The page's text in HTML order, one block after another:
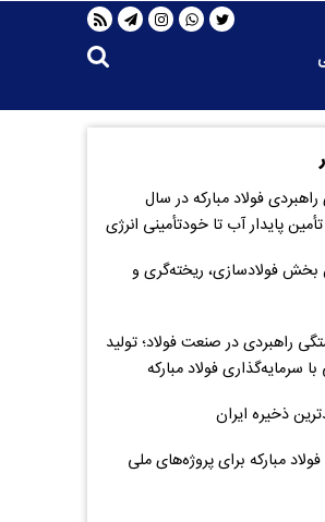
راهبردی فولاد مبارکه در سال
بخش فولادسازی، ریخته‌گری و
راهبردی در صنعت فولاد؛ تولید
با سرمایه‌گذاری فولاد مبارکه
ذخیره ایران
مبارکه برای پروژه‌های ملی